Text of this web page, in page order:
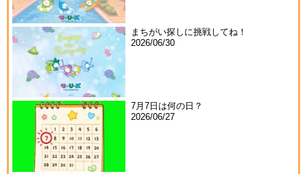
まちがい探しに挑戦してね！
2026/06/30
7月7日は何の日？
2026/06/27